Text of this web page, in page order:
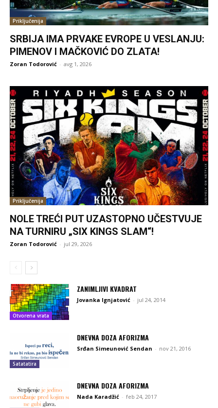
Priključenija
SRBIJA IMA PRVAKE EVROPE U VESLANJU:
PIMENOV I MAČKOVIĆ DO ZLATA!
Zoran Todorović - avg 1, 2026
Priključenija
NOLE TREĆI PUT UZASTOPNO UČESTVUJE
NA TURNIRU „SIX KINGS SLAM“!
Zoran Todorović - jul 29, 2026
Otvorena vrata
ZANIMLJIVI KVADRAT
Jovanka Ignjatović - jul 24, 2014
Satatatira
DNEVNA DOZA AFORIZMA
Srđan Simeunović Sendan - nov 21, 2016
DNEVNA DOZA AFORIZMA
Nada Karadžić - feb 24, 2017